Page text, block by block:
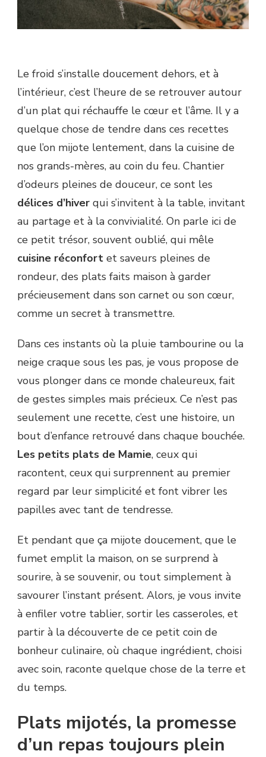
Le froid s’installe doucement dehors, et à
l’intérieur, c’est l’heure de se retrouver autour
d’un plat qui réchauffe le cœur et l’âme. Il y a
quelque chose de tendre dans ces recettes
que l’on mijote lentement, dans la cuisine de
nos grands-mères, au coin du feu. Chantier
d’odeurs pleines de douceur, ce sont les
délices d’hiver qui s’invitent à la table, invitant
au partage et à la convivialité. On parle ici de
ce petit trésor, souvent oublié, qui mêle
cuisine réconfort et saveurs pleines de
rondeur, des plats faits maison à garder
précieusement dans son carnet ou son cœur,
comme un secret à transmettre.
Dans ces instants où la pluie tambourine ou la
neige craque sous les pas, je vous propose de
vous plonger dans ce monde chaleureux, fait
de gestes simples mais précieux. Ce n’est pas
seulement une recette, c’est une histoire, un
bout d’enfance retrouvé dans chaque bouchée.
Les petits plats de Mamie, ceux qui
racontent, ceux qui surprennent au premier
regard par leur simplicité et font vibrer les
papilles avec tant de tendresse.
Et pendant que ça mijote doucement, que le
fumet emplit la maison, on se surprend à
sourire, à se souvenir, ou tout simplement à
savourer l’instant présent. Alors, je vous invite
à enfiler votre tablier, sortir les casseroles, et
partir à la découverte de ce petit coin de
bonheur culinaire, où chaque ingrédient, choisi
avec soin, raconte quelque chose de la terre et
du temps.
Plats mijotés, la promesse
d’un repas toujours plein